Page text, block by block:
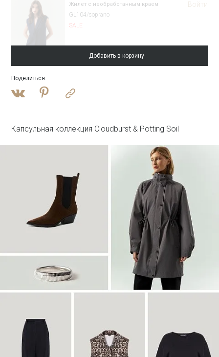
Жилет с необработанным краем
GL104/soprano
SALE
Войти
Полупальто из шерсти с отстегивающимся
капюшоном
Платье-рубашка макси с принтом
PL1644/haku
SALE
Лонгслив из 100% хлопка
SALE
Войти
Добавить в корзину
Поделиться:
Капсульная коллекция Cloudburst & Potting Soil